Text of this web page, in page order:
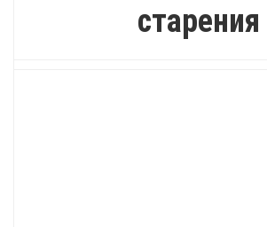
старения